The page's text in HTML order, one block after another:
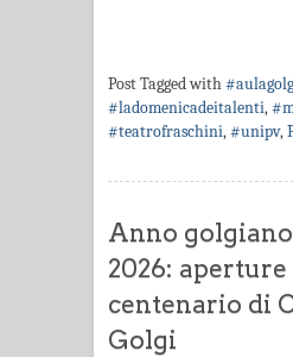
Post Tagged with
#ladomenicadeitalenti,
#teatrofraschini,#unipv,
Anno golgiano
2026:
centenario di
Golgi